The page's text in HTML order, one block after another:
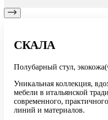
СКАЛА
Полубарный стул,
Уникальная коллекция,
мебели в итальянской
современного,
линий и материалов.